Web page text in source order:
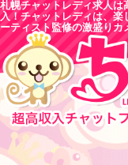
札幌チャットレディ求人は
入！チャットレディは、楽
ーティスト監修の激盛り